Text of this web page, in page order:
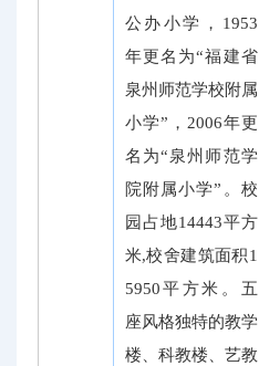
公办小学，1953
年更名为“福建省
泉州师范学校附属
小学”，2006年更
名为“泉州师范学
院附属小学”。校
园占地14443平方
米,校舍建筑面积1
5950平方米。五
座风格独特的教学
楼、科教楼、艺教